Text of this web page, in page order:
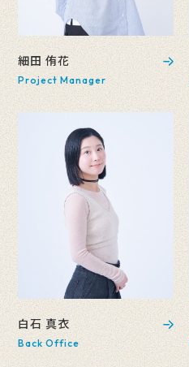
細田 侑花
Project Manager
白石 真衣
Back Office